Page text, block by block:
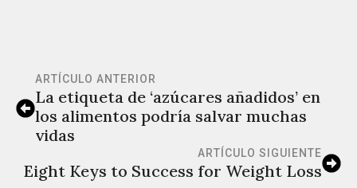
ARTÍCULO ANTERIOR
La etiqueta de ‘azúcares añadidos’ en
los alimentos podría salvar muchas
vidas
ARTÍCULO SIGUIENTE
Eight Keys to Success for Weight Loss